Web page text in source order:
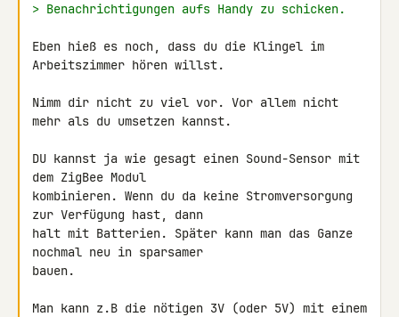
> Benachrichtigungen aufs Handy zu schicken.
Eben hieß es noch, dass du die Klingel im
Arbeitszimmer hören willst.
Nimm dir nicht zu viel vor. Vor allem nicht
mehr als du umsetzen kannst.
DU kannst ja wie gesagt einen Sound-Sensor mit
dem ZigBee Modul
kombinieren. Wenn du da keine Stromversorgung
zur Verfügung hast, dann
halt mit Batterien. Später kann man das Ganze
nochmal neu in sparsamer
bauen.
Man kann z.B die nötigen 3V (oder 5V) mit einem